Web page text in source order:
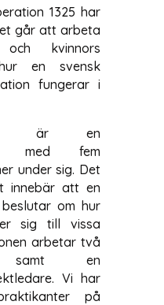
1325 har
går att arbeta
kvinnors
en svensk
fungerar i
är en
med fem
under sig. Det
innebär att en
om hur
sig till vissa
arbetar två
samt en
Vi har
på